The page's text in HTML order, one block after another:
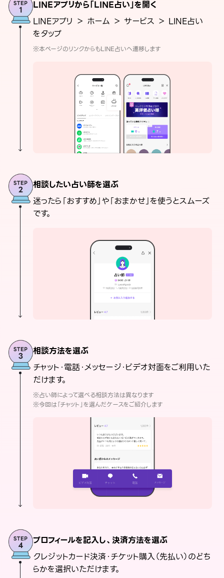
LINEアプリから「LINE占い」を開く
LINEアプリ ＞ ホーム ＞ サービス ＞ LINE占い
をタップ
※本ページのリンクからもLINE占いへ遷移します
相談したい占い師を選ぶ
迷ったら「おすすめ」や「おまかせ」を使うとスムーズ
です。
相談方法を選ぶ
チャット・電話・メッセージ・ビデオ対面をご利用いた
だけます。
※占い師によって選べる相談方法は異なります
※今回は「チャット」を選んだケースをご紹介します
プロフィールを記入し、決済方法を選ぶ
クレジットカード決済・チケット購入（先払い）のどち
らかを選択いただけます。